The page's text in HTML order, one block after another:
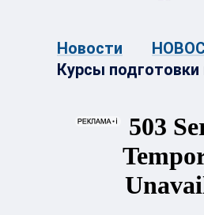
Новости
Курсы